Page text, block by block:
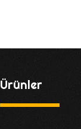
Ürünler